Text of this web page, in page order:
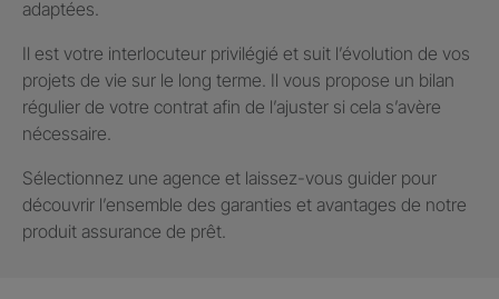
adaptées.
Il est votre interlocuteur privilégié et suit l’évolution de vos
projets de vie sur le long terme. Il vous propose un bilan
régulier de votre contrat afin de l’ajuster si cela s’avère
nécessaire.
Sélectionnez une agence et laissez-vous guider pour
découvrir l’ensemble des garanties et avantages de notre
produit assurance de prêt.